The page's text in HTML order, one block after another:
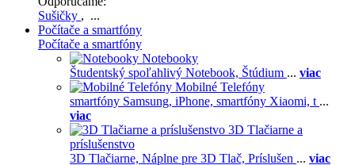
Sušičky , ...
Počítače a smartfóny
Počítače a smartfóny
Notebooky
Študentský spoľahlivý Notebook, Štúdium ... viac
Mobilné Telefóny
smartfóny Samsung, iPhone, smartfóny Xiaomi, t ...
viac
3D Tlačiarne a
príslušenstvo
3D Tlačiarne, Náplne pre 3D Tlač, Príslušen ... viac